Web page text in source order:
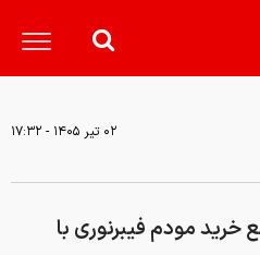
۰۲ تير ۱۴۰۵ - ۱۷:۳۲
مرجع خرید مودم‌ فیبرنوری با